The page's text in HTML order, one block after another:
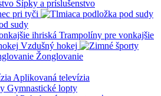
Šípky a príslušenstvo
pri tyči
sudy
Trampolíny pre vonkajšie
Vzdušný hokej
Žonglovanie
Aplikovaná televízia
Gymnastické lopty